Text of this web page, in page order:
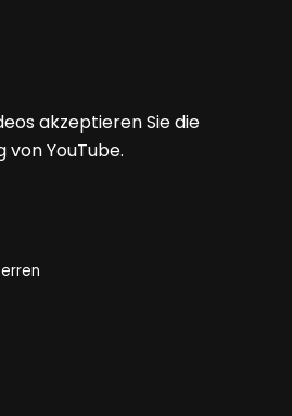
akzeptieren Sie die
YouTube.